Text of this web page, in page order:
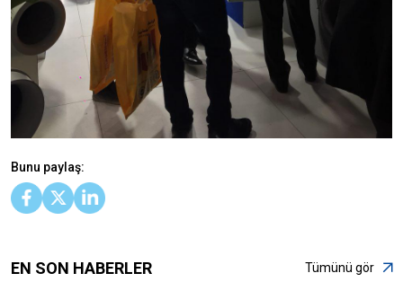
Bunu paylaş:
EN SON HABERLER Tümünü gör